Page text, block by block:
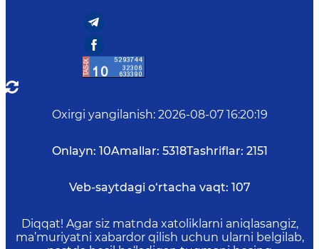
Oxirgi yangilanish: 2026-08-07 16:20:19
Onlayn: 10Amallar: 5318Tashriflar: 2151
Veb-saytdagi o‘rtacha vaqt: 107
Diqqat! Agar siz matnda xatoliklarni aniqlasangiz,
ma’muriyatni xabardor qilish uchun ularni belgilab,